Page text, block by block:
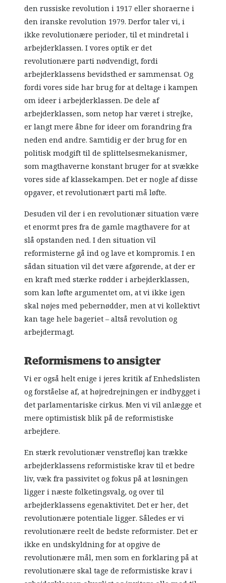
den russiske revolution i 1917 eller shoraerne i
den iranske revolution 1979. Derfor taler vi, i
ikke revolutionære perioder, til et mindretal i
arbejderklassen. I vores optik er det
revolutionære parti nødvendigt, fordi
arbejderklassens bevidsthed er sammensat. Og
fordi vores side har brug for at deltage i kampen
om ideer i arbejderklassen. De dele af
arbejderklassen, som netop har været i strejke,
er langt mere åbne for ideer om forandring fra
neden end andre. Samtidig er der brug for en
politisk modgift til de splittelsesmekanismer,
som magthaverne konstant bruger for at svække
vores side af klassekampen. Det er nogle af disse
opgaver, et revolutionært parti må løfte.
Desuden vil der i en revolutionær situation være
et enormt pres fra de gamle magthavere for at
slå opstanden ned. I den situation vil
reformisterne gå ind og lave et kompromis. I en
sådan situation vil det være afgørende, at der er
en kraft med stærke rødder i arbejderklassen,
som kan løfte argumentet om, at vi ikke igen
skal nøjes med pebernødder, men at vi kollektivt
kan tage hele bageriet – altså revolution og
arbejdermagt.
Reformismens to ansigter
Vi er også helt enige i jeres kritik af Enhedslisten
og forståelse af, at højredrejningen er indbygget i
det parlamentariske cirkus. Men vi vil anlægge et
mere optimistisk blik på de reformistiske
arbejdere.
En stærk revolutionær venstrefløj kan trække
arbejderklassens reformistiske krav til et bedre
liv, væk fra passivitet og fokus på at løsningen
ligger i næste folketingsvalg, og over til
arbejderklassens egenaktivitet. Det er her, det
revolutionære potentiale ligger. Således er vi
revolutionære reelt de bedste reformister. Det er
ikke en undskyldning for at opgive de
revolutionære mål, men som en forklaring på at
revolutionære skal tage de reformistiske krav i